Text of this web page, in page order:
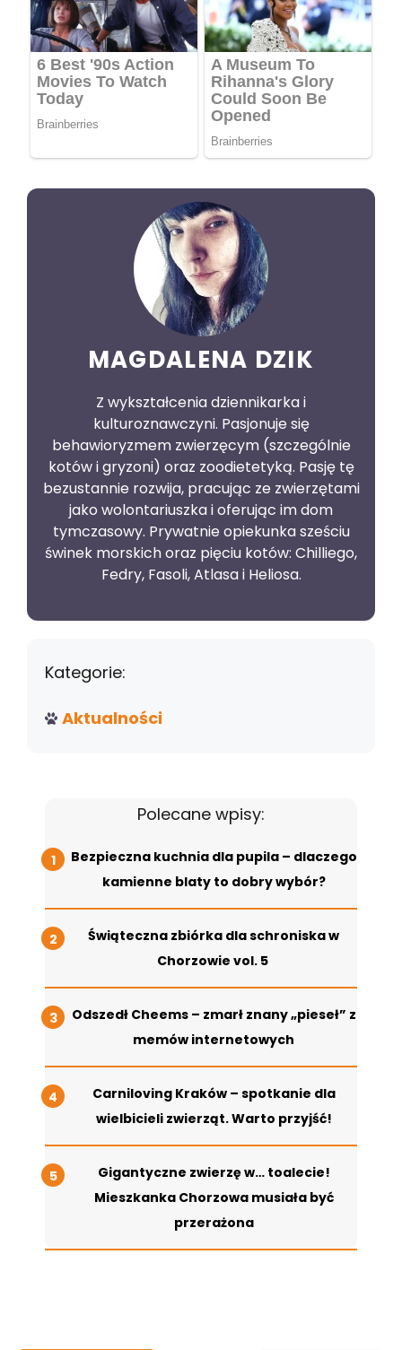
MAGDALENA DZIK
Z wykształcenia dziennikarka i
kulturoznawczyni. Pasjonuje się
behawioryzmem zwierzęcym (szczególnie
kotów i gryzoni) oraz zoodietetyką. Pasję tę
bezustannie rozwija, pracując ze zwierzętami
jako wolontariuszka i oferując im dom
tymczasowy. Prywatnie opiekunka sześciu
świnek morskich oraz pięciu kotów: Chilliego,
Fedry, Fasoli, Atlasa i Heliosa.
Kategorie:
Aktualności
Polecane wpisy:
Bezpieczna kuchnia dla pupila – dlaczego
kamienne blaty to dobry wybór?
Świąteczna zbiórka dla schroniska w
Chorzowie vol. 5
Odszedł Cheems – zmarł znany „pieseł” z
memów internetowych
Carniloving Kraków – spotkanie dla
wielbicieli zwierząt. Warto przyjść!
Gigantyczne zwierzę w… toalecie!
Mieszkanka Chorzowa musiała być
przerażona